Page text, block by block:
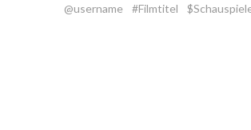
@username #Filmtitel